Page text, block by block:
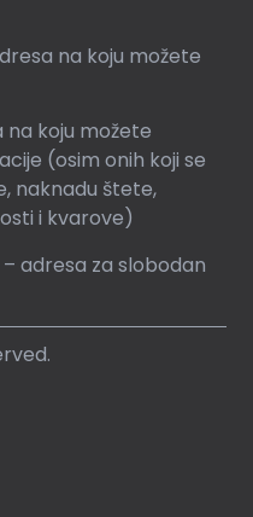
na koju možete
na koju možete
(osim onih koji se
naknadu štete,
i kvarove)
– adresa za slobodan